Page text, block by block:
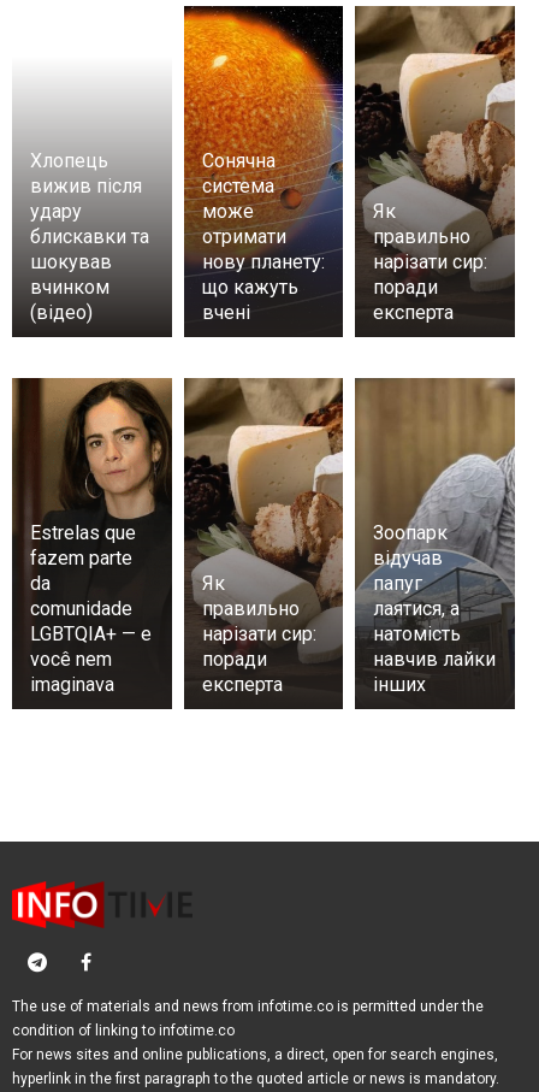
Хлопець
вижив після
удару
блискавки та
шокував
вчинком
(відео)
Сонячна
система
може
отримати
нову планету:
що кажуть
вчені
Як
правильно
нарізати сир:
поради
експерта
Estrelas que
fazem parte
da
comunidade
LGBTQIA+ — e
você nem
imaginava
Як
правильно
нарізати сир:
поради
експерта
Зоопарк
відучав
папуг
лаятися, а
натомість
навчив лайки
інших
The use of materials and news from infotime.co is permitted under the
condition of linking to infotime.co
For news sites and online publications, a direct, open for search engines,
hyperlink in the first paragraph to the quoted article or news is mandatory.